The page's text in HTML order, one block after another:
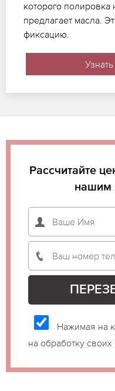
которого
предлагает масла.
фиксацию.
Рассчитайте
нашим
Нажимая на
на обработку